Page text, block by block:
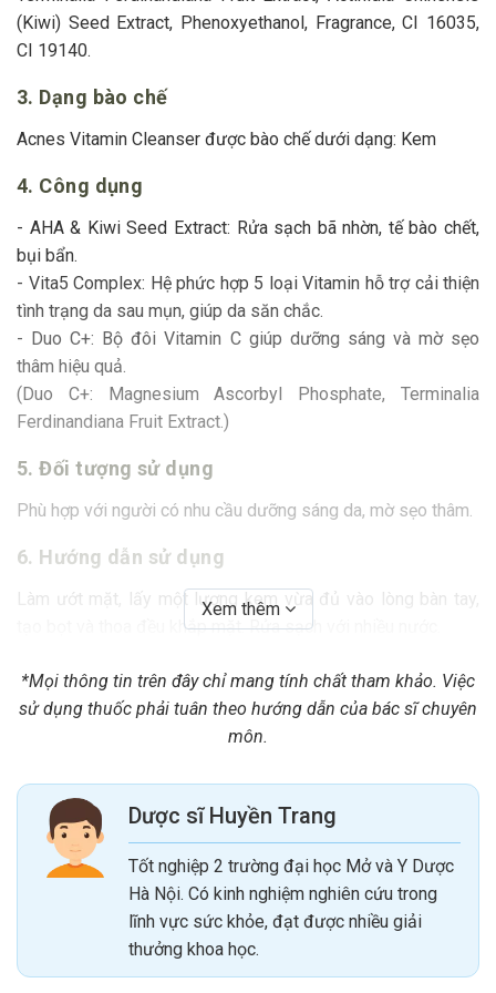
(Kiwi) Seed Extract, Phenoxyethanol, Fragrance, CI 16035,
CI 19140.
3. Dạng bào chế
Acnes Vitamin Cleanser được bào chế dưới dạng: Kem
4. Công dụng
- AHA & Kiwi Seed Extract: Rửa sạch bã nhờn, tế bào chết,
bụi bẩn.
- Vita5 Complex: Hệ phức hợp 5 loại Vitamin hỗ trợ cải thiện
tình trạng da sau mụn, giúp da săn chắc.
- Duo C+: Bộ đôi Vitamin C giúp dưỡng sáng và mờ sẹo
thâm hiệu quả.
(Duo C+: Magnesium Ascorbyl Phosphate, Terminalia
Ferdinandiana Fruit Extract.)
5. Đối tượng sử dụng
Phù hợp với người có nhu cầu dưỡng sáng da, mờ sẹo thâm.
6. Hướng dẫn sử dụng
Làm ướt mặt, lấy một lượng kem vừa đủ vào lòng bàn tay,
tạo bọt và thoa đều khắp mặt. Rửa sạch với nhiều nước.
triệu chứng bất thường khác, ngưng sử dụng và hỏi ý kiến
bác sĩ.
Bảo quản Acnes Vitamin Cleanser ở nơi khô ráo, thoáng mát,
tránh ánh sáng trực tiếp.
Để xa tầm tay trẻ em
Không dùng quá hạn ghi trên bao bì.
8. Mua Acnes Vitamin Cleanser ở đâu?
Sản phẩm Acnes Vitamin Cleanser có bán tại các nhà thuốc
Xem thêm
*Mọi thông tin trên đây chỉ mang tính chất tham khảo. Việc
sử dụng thuốc phải tuân theo hướng dẫn của bác sĩ chuyên
môn.
Dược sĩ Huyền Trang
Tốt nghiệp 2 trường đại học Mở và Y Dược
Hà Nội. Có kinh nghiệm nghiên cứu trong
lĩnh vực sức khỏe, đạt được nhiều giải
thưởng khoa học.